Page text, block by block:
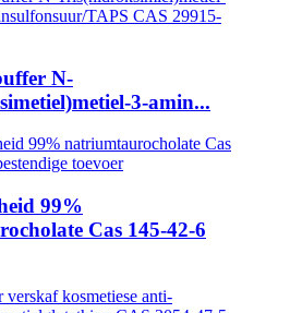
N-
3-amin...
99%
Cas 145-42-6